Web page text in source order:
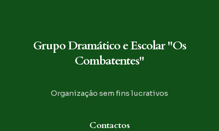
Grupo Dramático e Escolar "Os
Combatentes"
Organização sem fins lucrativos
Contactos